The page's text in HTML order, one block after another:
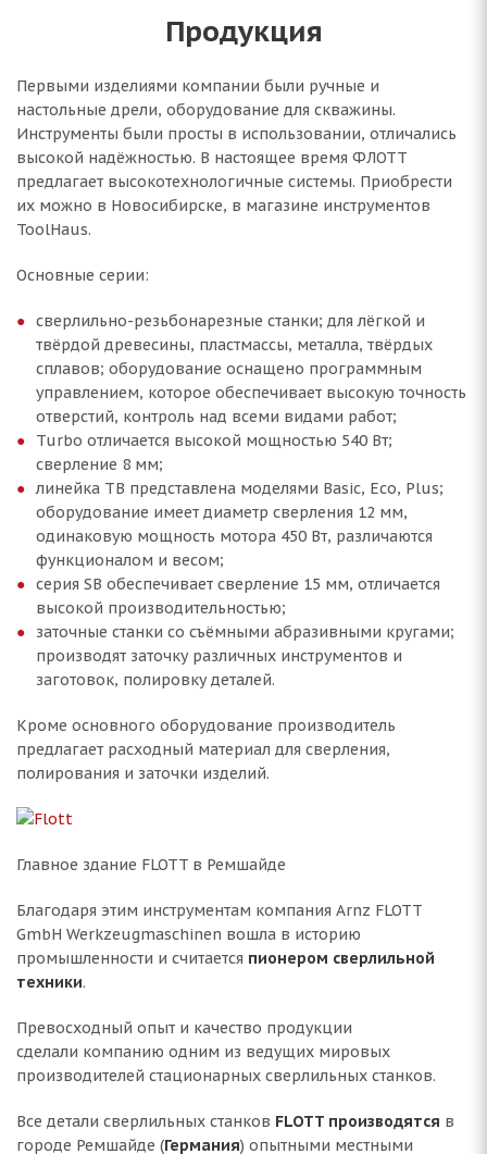
Продукция
Первыми изделиями компании были ручные и
настольные дрели, оборудование для скважины.
Инструменты были просты в использовании, отличались
высокой надёжностью. В настоящее время ФЛОТТ
предлагает высокотехнологичные системы. Приобрести
их можно в Новосибирске, в магазине инструментов
ToolHaus.
Основные серии:
сверлильно-резьбонарезные станки; для лёгкой и
твёрдой древесины, пластмассы, металла, твёрдых
сплавов; оборудование оснащено программным
управлением, которое обеспечивает высокую точность
отверстий, контроль над всеми видами работ;
Turbo отличается высокой мощностью 540 Вт;
сверление 8 мм;
линейка ТВ представлена моделями Basic, Eco, Plus;
оборудование имеет диаметр сверления 12 мм,
одинаковую мощность мотора 450 Вт, различаются
функционалом и весом;
серия SB обеспечивает сверление 15 мм, отличается
высокой производительностью;
заточные станки со съёмными абразивными кругами;
производят заточку различных инструментов и
заготовок, полировку деталей.
Кроме основного оборудование производитель
предлагает расходный материал для сверления,
полирования и заточки изделий.
Главное здание FLOTT в Ремшайде
Благодаря этим инструментам компания Arnz FLOTT
GmbH Werkzeugmaschinen вошла в историю
промышленности и считается пионером сверлильной
техники.
Превосходный опыт и качество продукции
сделали компанию одним из ведущих мировых
производителей стационарных сверлильных станков.
Все детали сверлильных станков FLOTT производятся в
городе Ремшайде (Германия) опытными местными